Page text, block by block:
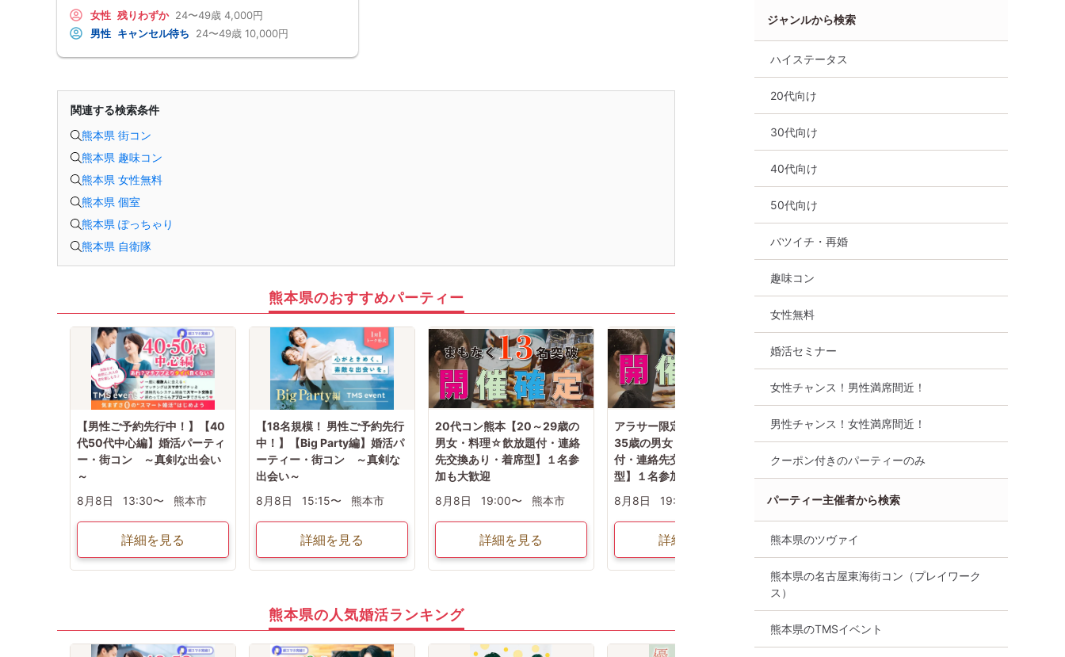
女性 残りわずか 24〜49歳 4,000円
男性 キャンセル待ち 24〜49歳 10,000円
関連する検索条件
熊本県 街コン
熊本県 趣味コン
熊本県 女性無料
熊本県 個室
熊本県 ぽっちゃり
熊本県 自衛隊
熊本県のおすすめパーティー
【男性ご予約先行中！】【40
代50代中心編】婚活パーティ
ー・街コン ～真剣な出会い
～
8月8日
13:30〜 熊本市
詳細を見る
【18名規模！ 男性ご予約先行
中！】【Big Party編】婚活パ
ーティー・街コン ～真剣な
出会い～
8月8日
15:15〜 熊本市
詳細を見る
20代コン熊本【20～29歳の
男女・料理☆飲放題付・連絡
先交換あり・着席型】１名参
加も大歓迎
8月8日
19:00〜 熊本市
詳細を見る
アラサー限定コン熊本【25～
35歳の男女・料理☆飲放題
付・連絡先交換あり・着席
型】１名参加OK
8月8日
19:00〜
詳細を見る
《男女25～29歳♡婚活同窓
会》 あの頃みたいに自然と話
せる出会い
詳細を見る
中！】【50・60
剣な出会い～
熊本県の人気婚活ランキング
ジャンルから検索
ハイステータス
20代向け
30代向け
40代向け
50代向け
バツイチ・再婚
趣味コン
女性無料
婚活セミナー
女性チャンス！男性満席間近！
男性チャンス！女性満席間近！
クーポン付きのパーティーのみ
パーティー主催者から検索
熊本県のツヴァイ
熊本県の名古屋東海街コン（プレイワーク
ス）
熊本県のTMSイベント